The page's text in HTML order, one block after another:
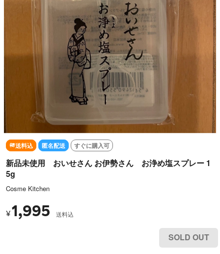
送料込 匿名配送 すぐに購入可
新品未使用 おいせさん お伊勢さん お浄め塩スプレー 1
5g
Cosme Kitchen
¥1,995 送料込
SOLD OUT